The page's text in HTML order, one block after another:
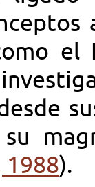
el
1988).